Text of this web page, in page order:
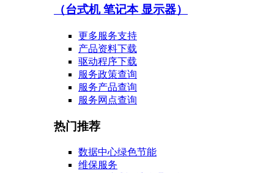
（台式机 笔记本 显示器）
更多服务支持
产品资料下载
驱动程序下载
服务政策查询
服务产品查询
服务网点查询
热门推荐
数据中心绿色节能
维保服务